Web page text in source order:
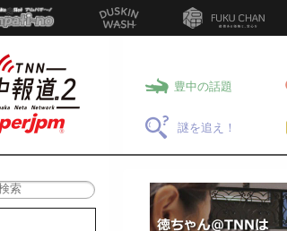
豊中の話題
謎を追え！